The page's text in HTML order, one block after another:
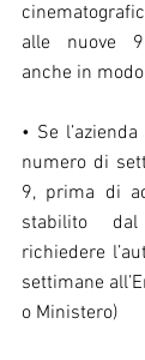
alle nuove 9
anche in
• Se
numero di
9, prima di
stabilito
richiedere
settimane
o Ministero)